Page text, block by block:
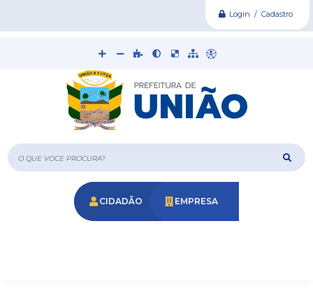
Login / Cadastro
O que voce procura?
CIDADÃO EMPRESA